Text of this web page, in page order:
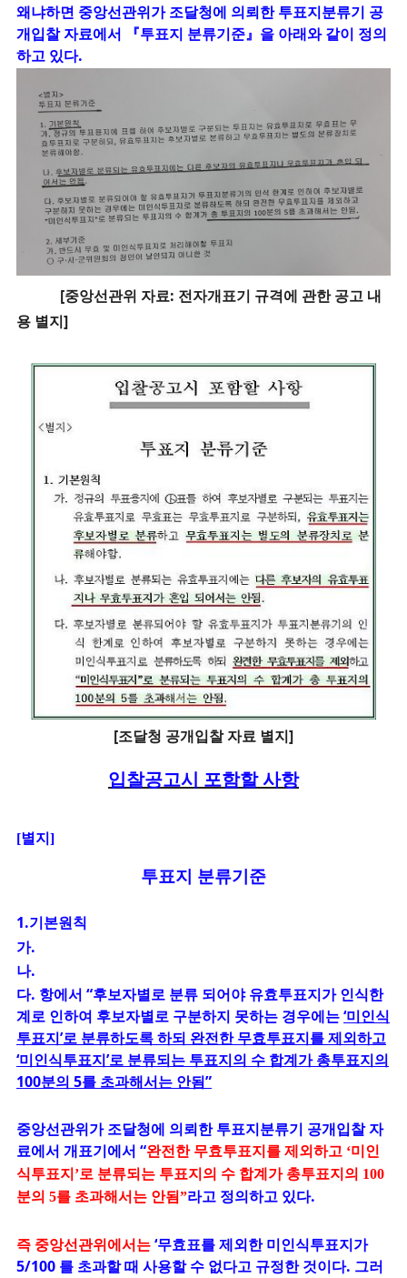
왜냐하면 중앙선관위가 조달청에 의뢰한 투표지분류기 공
개입찰 자료에서
『투표지 분류기준』을 아래와 같이 정의
하고 있다.
[중앙선관위 자료: 전자개표기 규격에 관한 공고 내
용 별지]
[조달청 공개입찰 자료 별지]
입찰공고시 포함할 사항
[별지]
투표지 분류기준
1.기본원칙
가.
나.
다. 항에서 “후보자별로 분류 되어야 유효투표지가 인식한
계로 인하여 후보자별로 구분하지 못하는 경우에는‘미인식
투표지’로 분류하도록 하되 완전한 무효투표지를 제외하고
‘미인식투표지’로 분류되는 투표지의 수 합계가 총투표지의
100분의 5를 초과해서는 안됨”
중앙선관위가 조달청에 의뢰한 투표지분류기 공개입찰 자
료에서 개표기에서 “완전한 무효투표지를 제외하고 ‘미인
식투표지’로 분류되는 투표지의 수 합계가 총투표지의 100
분의 5를 초과해서는 안됨”라고 정의하고 있다.
즉 중앙선관위에서는‘무효표를 제외한 미인식투표지가
5/100 를 초과할 때 사용할 수 없다고 규정한 것이다. 그러